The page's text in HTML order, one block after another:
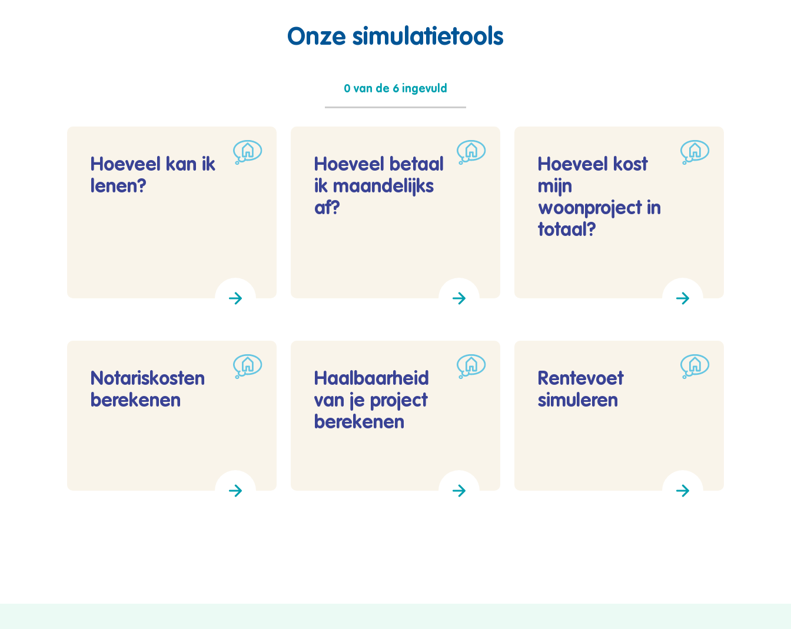
Onze simulatietools
0 van de 6 ingevuld
Hoeveel kan ik
lenen?
Hoeveel betaal
ik maandelijks
af?
Hoeveel kost
mijn
woonproject in
totaal?
Notariskosten
berekenen
Haalbaarheid
van je project
berekenen
Rentevoet
simuleren